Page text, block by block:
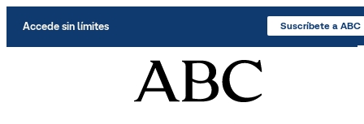
Accede sin límites Suscríbete a ABC